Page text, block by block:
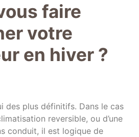
faire
votre
en hiver ?
des plus définitifs. Dans le cas
reversible, ou d’une
conduit, il est logique de